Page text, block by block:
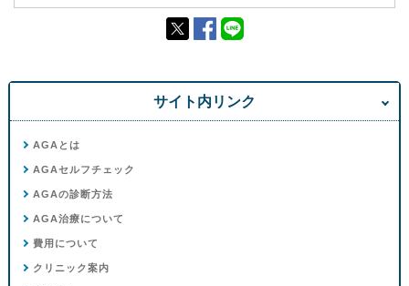
サイト内リンク
AGAとは
AGAセルフチェック
AGAの診断方法
AGA治療について
費用について
クリニック案内